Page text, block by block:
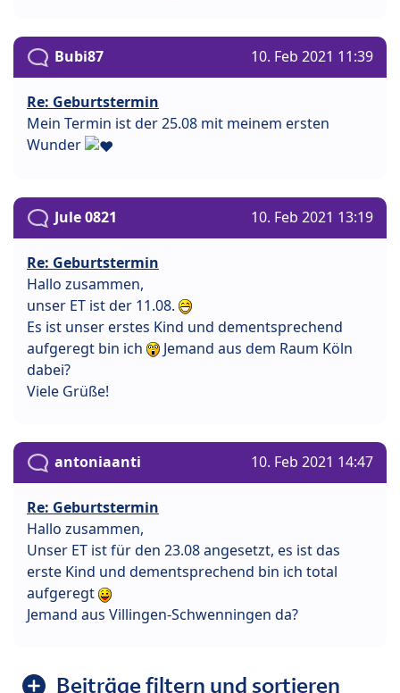
Bubi87 10. Feb 2021 11:39
Re: Geburtstermin
Mein Termin ist der 25.08 mit meinem ersten
Wunder
Jule 0821 10. Feb 2021 13:19
Re: Geburtstermin
Hallo zusammen,
unser ET ist der 11.08.
Es ist unser erstes Kind und dementsprechend
aufgeregt bin ich
Jemand aus dem Raum Köln
dabei?
Viele Grüße!
antoniaanti 10. Feb 2021 14:47
Re: Geburtstermin
Hallo zusammen,
Unser ET ist für den 23.08 angesetzt, es ist das
erste Kind und dementsprechend bin ich total
aufgeregt
Jemand aus Villingen-Schwenningen da?
Beiträge filtern und sortieren